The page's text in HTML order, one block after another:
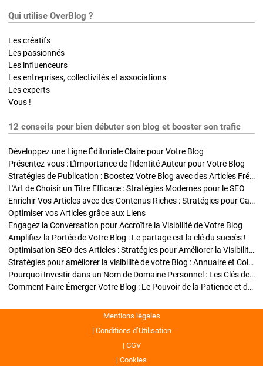
Qui utilise OverBlog ?
Les créatifs
Les passionnés
Les influenceurs
Les entreprises, collectivités et associations
Les experts
Vous !
12 conseils pour bien débuter son blog et booster son trafic
Développez une Ligne Éditoriale Claire pour Votre Blog
Présentez-vous : L'Importance de l'Identité Auteur pour Votre Blog
Stratégies de Publication : Boostez Votre Blog avec des Articles Fréquents et Exclusifs
L'Art de Choisir un Titre Efficace : Stratégies Modernes pour le SEO
Enrichir Vos Articles avec des Contenus Riches : Stratégies pour Captiver et Optimiser
Optimiser vos Articles grâce aux Liens
Engagez la Conversation pour Accroître la Visibilité de Votre Blog
Amplifiez la Portée de Votre Blog : Le partage est la clé du succès !
Optimisation SEO des Articles : Stratégies pour Améliorer la Visibilité de Votre Blog
Stratégies pour améliorer la visibilité de votre Blog : Annuaire et Collaborations
Pourquoi Investir dans un Nom de Domaine Personnel : Les Clés de la Réussite de Votre Blog
Comment Faire Émerger Votre Blog : Le Pouvoir de la Patience et de la Persévérance
Mentions légales
Conditions d’Utilisation
CGV
Cookies